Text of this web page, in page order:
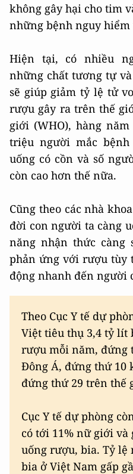
không gây hại cho tim
những bệnh nguy
Hiện tại, có nhiều
những chất tương tự
sẽ giúp giảm tỷ lệ tử
rượu gây ra trên thế
giới (WHO), hàng
triệu người mắc
uống có cồn và số
còn cao hơn thế nữa.
Cũng theo các nhà
đời con người ta càng
năng nhận thức càng
phản ứng với rượu tùy
động nhanh đến người
Theo Cục Y tế dự
Việt tiêu thụ 3,4 tỷ lít
rượu mỗi năm, đứng
Đông Á, đứng thứ 10
đứng thứ 29 trên thế
Cục Y tế dự phòng
có tới 11% nữ giới và
uống rượu, bia. Tỷ
bia ở Việt Nam gấp